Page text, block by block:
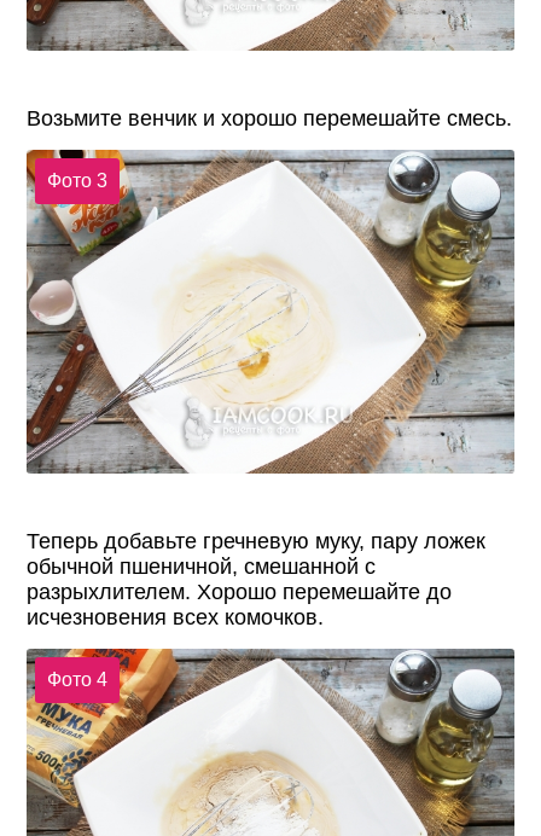
Возьмите венчик и хорошо перемешайте смесь.
Фото 3
Теперь добавьте гречневую муку, пару ложек
обычной пшеничной, смешанной с
разрыхлителем. Хорошо перемешайте до
исчезновения всех комочков.
Фото 4